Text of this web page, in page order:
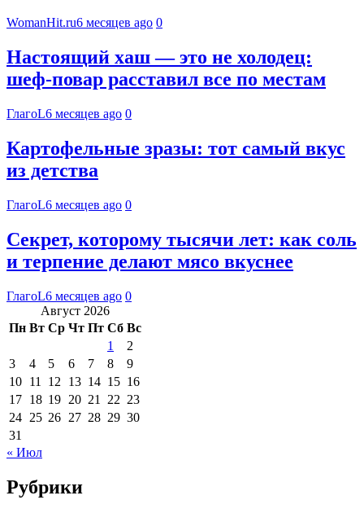
WomanHit.ru6 месяцев ago 0
Настоящий хаш — это не холодец:
шеф-повар расставил все по местам
ГлагоL6 месяцев ago 0
Картофельные зразы: тот самый вкус
из детства
ГлагоL6 месяцев ago 0
Секрет, которому тысячи лет: как соль
и терпение делают мясо вкуснее
ГлагоL6 месяцев ago 0
Август 2026
Пн Вт Ср Чт Пт Сб Вс
1
2
3
4 5 6 7 8
9
10 11 12 13 14 15 16
17 18 19 20 21 22 23
24 25 26 27 28 29 30
31
« Июл
Рубрики